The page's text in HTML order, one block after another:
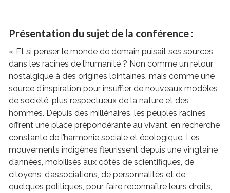
Présentation du sujet de la conférence :
« Et si penser le monde de demain puisait ses sources
dans les racines de l’humanité ? Non comme un retour
nostalgique à des origines lointaines, mais comme une
source d’inspiration pour insuffler de nouveaux modèles
de société, plus respectueux de la nature et des
hommes. Depuis des millénaires, les peuples racines
offrent une place prépondérante au vivant, en recherche
constante de l’harmonie sociale et écologique. Les
mouvements indigènes fleurissent depuis une vingtaine
d’années, mobilisés aux côtés de scientifiques, de
citoyens, d’associations, de personnalités et de
quelques politiques, pour faire reconnaître leurs droits,